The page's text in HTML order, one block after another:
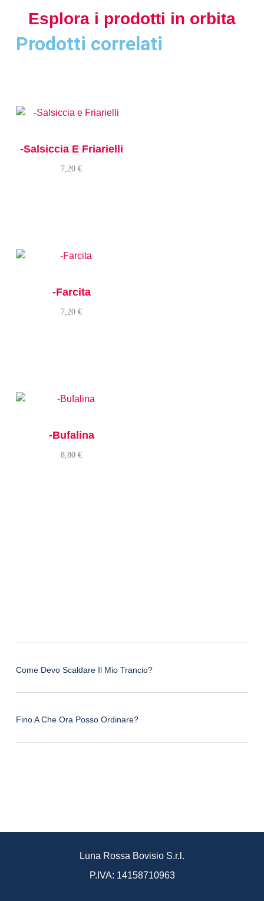
Esplora i prodotti in orbita
Prodotti correlati
-Salsiccia E Friarielli
7,20€
-Farcita
7,20€
-Bufalina
8,80€
Come Devo Scaldare Il Mio Trancio?
Fino A Che Ora Posso Ordinare?
Luna Rossa Bovisio S.r.l.
P.IVA: 14158710963